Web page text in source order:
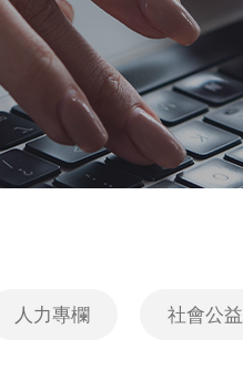
人力專欄 社會公益